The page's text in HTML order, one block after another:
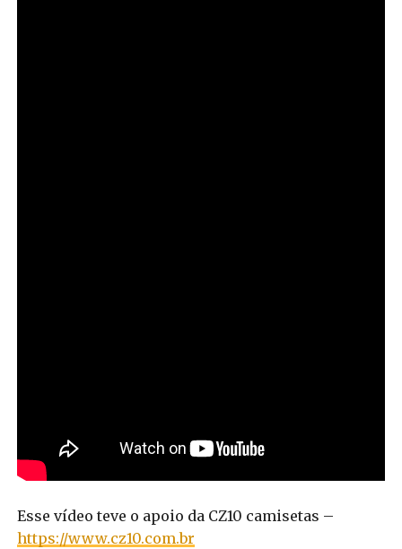
Esse vídeo teve o apoio da CZ10 camisetas –
https://www.cz10.com.br